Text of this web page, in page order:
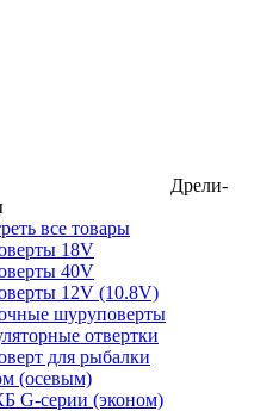
Дрели-
все товары
18V
40V
12V (10.8V)
шуруповерты
отвертки
для рыбалки
(осевым)
G-серии (эконом)